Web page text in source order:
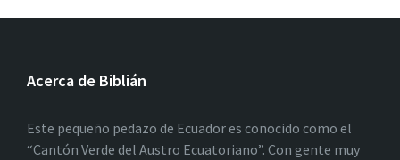
Acerca de Biblián
Este pequeño pedazo de Ecuador es conocido como el
“Cantón Verde del Austro Ecuatoriano”. Con gente muy